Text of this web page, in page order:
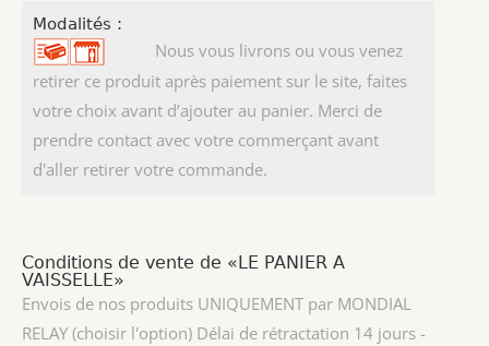
Modalités :
Nous vous livrons ou vous venez
retirer ce produit après paiement sur le site, faites
votre choix avant d’ajouter au panier. Merci de
prendre contact avec votre commerçant avant
d'aller retirer votre commande.
Conditions de vente de «LE PANIER A
VAISSELLE»
Envois de nos produits UNIQUEMENT par MONDIAL
RELAY (choisir l'option) Délai de rétractation 14 jours -